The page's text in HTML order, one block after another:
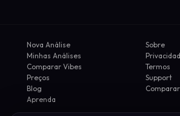
Nova Análise
Minhas Análises
Comparar Vibes
Preços
Blog
Aprenda
Sobre
Termos
Support